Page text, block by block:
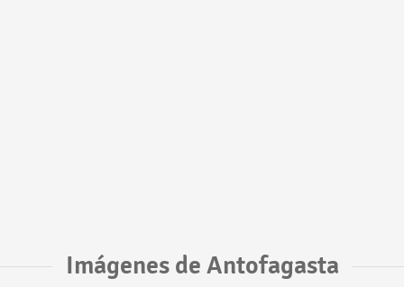
Imágenes de Antofagasta